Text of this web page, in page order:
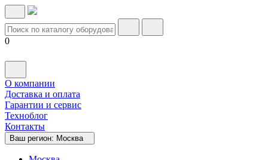
0
О компании
Доставка и оплата
Гарантии и сервис
Техноблог
Контакты
Ваш регион: Москва